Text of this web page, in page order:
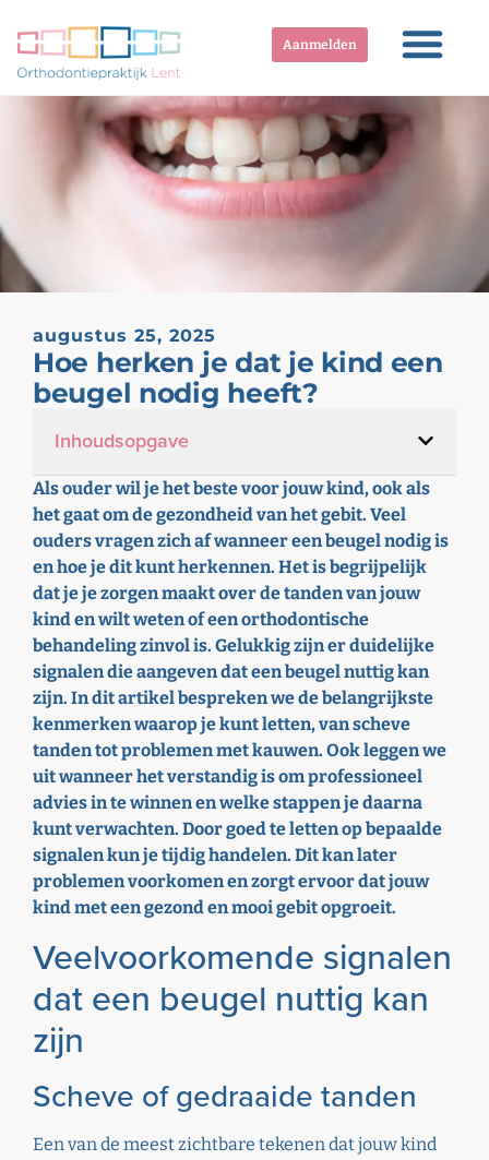
Aanmelden
augustus 25, 2025
Hoe herken je dat je kind een
beugel nodig heeft?
Inhoudsopgave
Als ouder wil je het beste voor jouw kind, ook als
het gaat om de gezondheid van het gebit. Veel
ouders vragen zich af wanneer een beugel nodig is
en hoe je dit kunt herkennen. Het is begrijpelijk
dat je je zorgen maakt over de tanden van jouw
kind en wilt weten of een orthodontische
behandeling zinvol is. Gelukkig zijn er duidelijke
signalen die aangeven dat een beugel nuttig kan
zijn. In dit artikel bespreken we de belangrijkste
kenmerken waarop je kunt letten, van scheve
tanden tot problemen met kauwen. Ook leggen we
uit wanneer het verstandig is om professioneel
advies in te winnen en welke stappen je daarna
kunt verwachten. Door goed te letten op bepaalde
signalen kun je tijdig handelen. Dit kan later
problemen voorkomen en zorgt ervoor dat jouw
kind met een gezond en mooi gebit opgroeit.
Veelvoorkomende signalen
dat een beugel nuttig kan
zijn
Scheve of gedraaide tanden
Een van de meest zichtbare tekenen dat jouw kind